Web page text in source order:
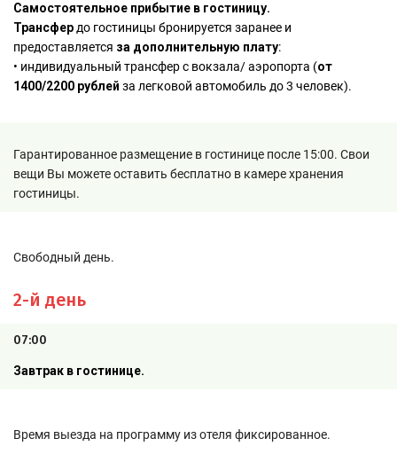
Самостоятельное прибытие в гостиницу.
Трансфер до гостиницы бронируется заранее и
предоставляется за дополнительную плату:
• индивидуальный трансфер с вокзала/ аэропорта (от
1400/2200 рублей за легковой автомобиль до 3 человек).
Гарантированное размещение в гостинице после 15:00. Свои
вещи Вы можете оставить бесплатно в камере хранения
гостиницы.
Свободный день.
2-й день
07:00
Завтрак в гостинице.
Время выезда на программу из отеля фиксированное.